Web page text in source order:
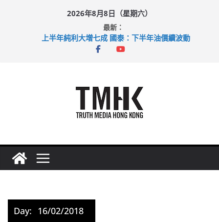
2026年8月8日（星期六）
最新：
上半年純利大增七成 國泰：下半年油價續波動
拜仁熱身賽挫維拉 啟德主場館奪錦標
Day: 16/02/2018